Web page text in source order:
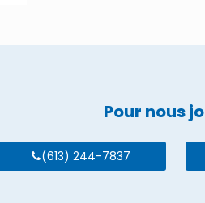
Pour nous
(613) 244-7837